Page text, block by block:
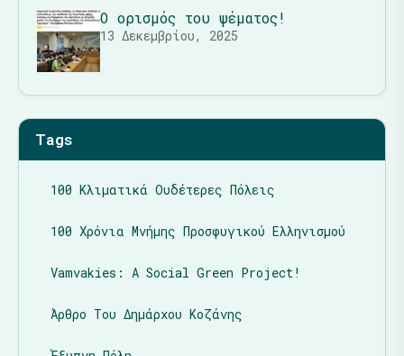
Ο ορισμός του ψέματος!
13 Δεκεμβρίου, 2025
Tags
100 Κλιματικά Ουδέτερες Πόλεις
100 Χρόνια Μνήμης Προσφυγικού Ελληνισμού
Vamvakies: A Social Green Project!
Άρθρο Του Δημάρχου Κοζάνης